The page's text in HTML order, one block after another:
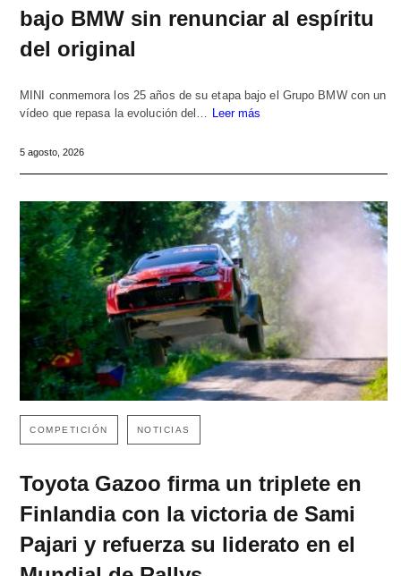
bajo BMW sin renunciar al espíritu
del original
MINI conmemora los 25 años de su etapa bajo el Grupo BMW con un
vídeo que repasa la evolución del…
Leer más
5 agosto, 2026
COMPETICIÓN NOTICIAS
Toyota Gazoo firma un triplete en
Finlandia con la victoria de Sami
Pajari y refuerza su liderato en el